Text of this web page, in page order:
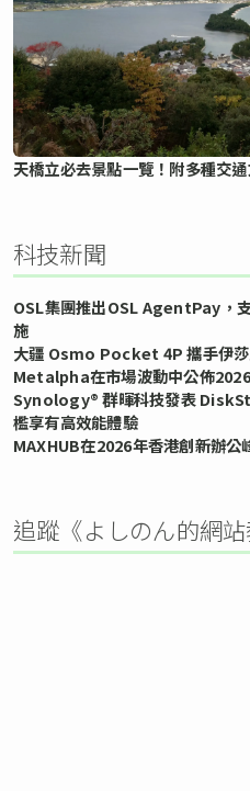
天橋立必去景點一覽！附多種交
科技新聞
OSL集團推出OSL AgentPay，
施
大疆 Osmo Pocket 4P 攜手伊莎
Metalpha在市場波動中公佈
Synology® 群暉科技發表
檻享有高效能體驗
MAXHUB在2026年香港創新辦
追蹤《よしのん的網站